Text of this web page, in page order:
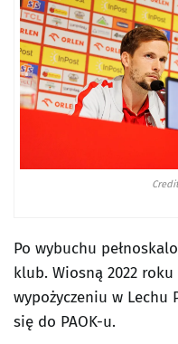
Po wybuchu
klub. Wiosną 2022
wypożyczeniu w Lechu
się do PAOK-u.